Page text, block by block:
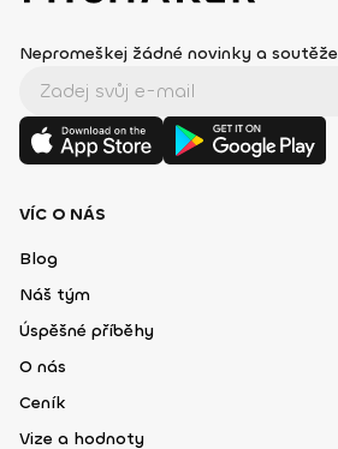
Nepromeškej žádné novinky a soutěže
VÍC O NÁS
Blog
Náš tým
Úspěšné příběhy
O nás
Ceník
Vize a hodnoty